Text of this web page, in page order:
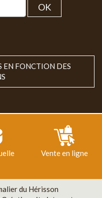
OK
EN FONCTION DES
Vente en ligne
du Hérisson